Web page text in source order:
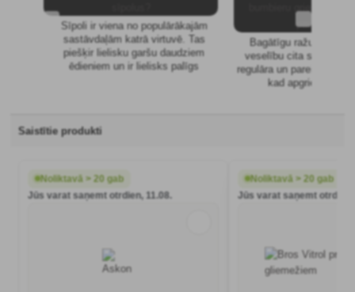
Sīpoli ir viena no populārākajām
sastāvdaļām katrā virtuvē. Tas
piešķir lielisku garšu daudziem
ēdieniem un ir lielisks palīgs
noderēs, vai ne?
Bagātīgu ražu un
veselību cita starpā var
regulāra un pareiza
kad apgriezt
Saistītie produkti
Noliktavā > 20 gab
Jūs varat saņemt otrdien, 11.08.
Noliktavā > 20 gab
Jūs varat saņemt otrdien,